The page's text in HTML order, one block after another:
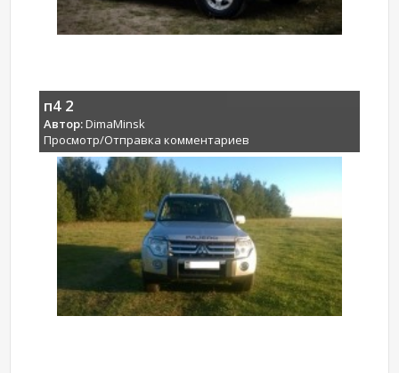
п4 2
Автор:DimaMinsk
Просмотр/Отправка комментариев